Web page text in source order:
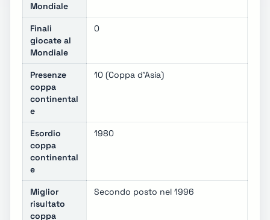
Mondiale
Finali
giocate al
Mondiale
0
Presenze
coppa
continental
e
10 (Coppa d'Asia)
Esordio
coppa
continental
e
1980
Miglior
risultato
coppa
Secondo posto nel 1996